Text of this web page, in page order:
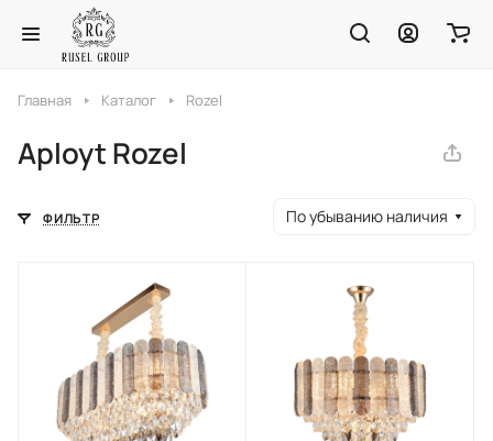
Главная Каталог Rozel
Aployt Rozel
ФИЛЬТР По убыванию наличия